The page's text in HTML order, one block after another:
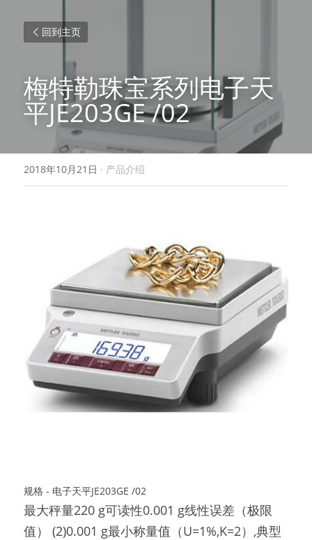
回到主页
梅特勒珠宝系列电子天
平JE203GE /02
2018年10月21日 · 产品介绍
规格 - 电子天平JE203GE /02
最大秤量220 g可读性0.001 g线性误差（极限
值） (2)0.001 g最小称量值（U=1%,K=2）,典型